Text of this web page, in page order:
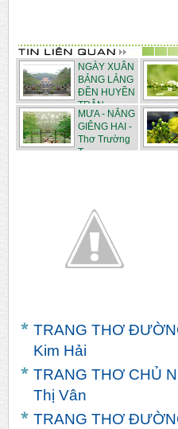
NGÀY XUÂN
BẢNG LẢNG
ĐỀN HUYỀN
TRÂN ...
MƯA - NẮNG
GIÊNG HAI -
Thơ Trường
T...
TRANG THƠ
Kim Hải
TRANG THƠ CHỦ
Thị Vân
TRANG THƠ